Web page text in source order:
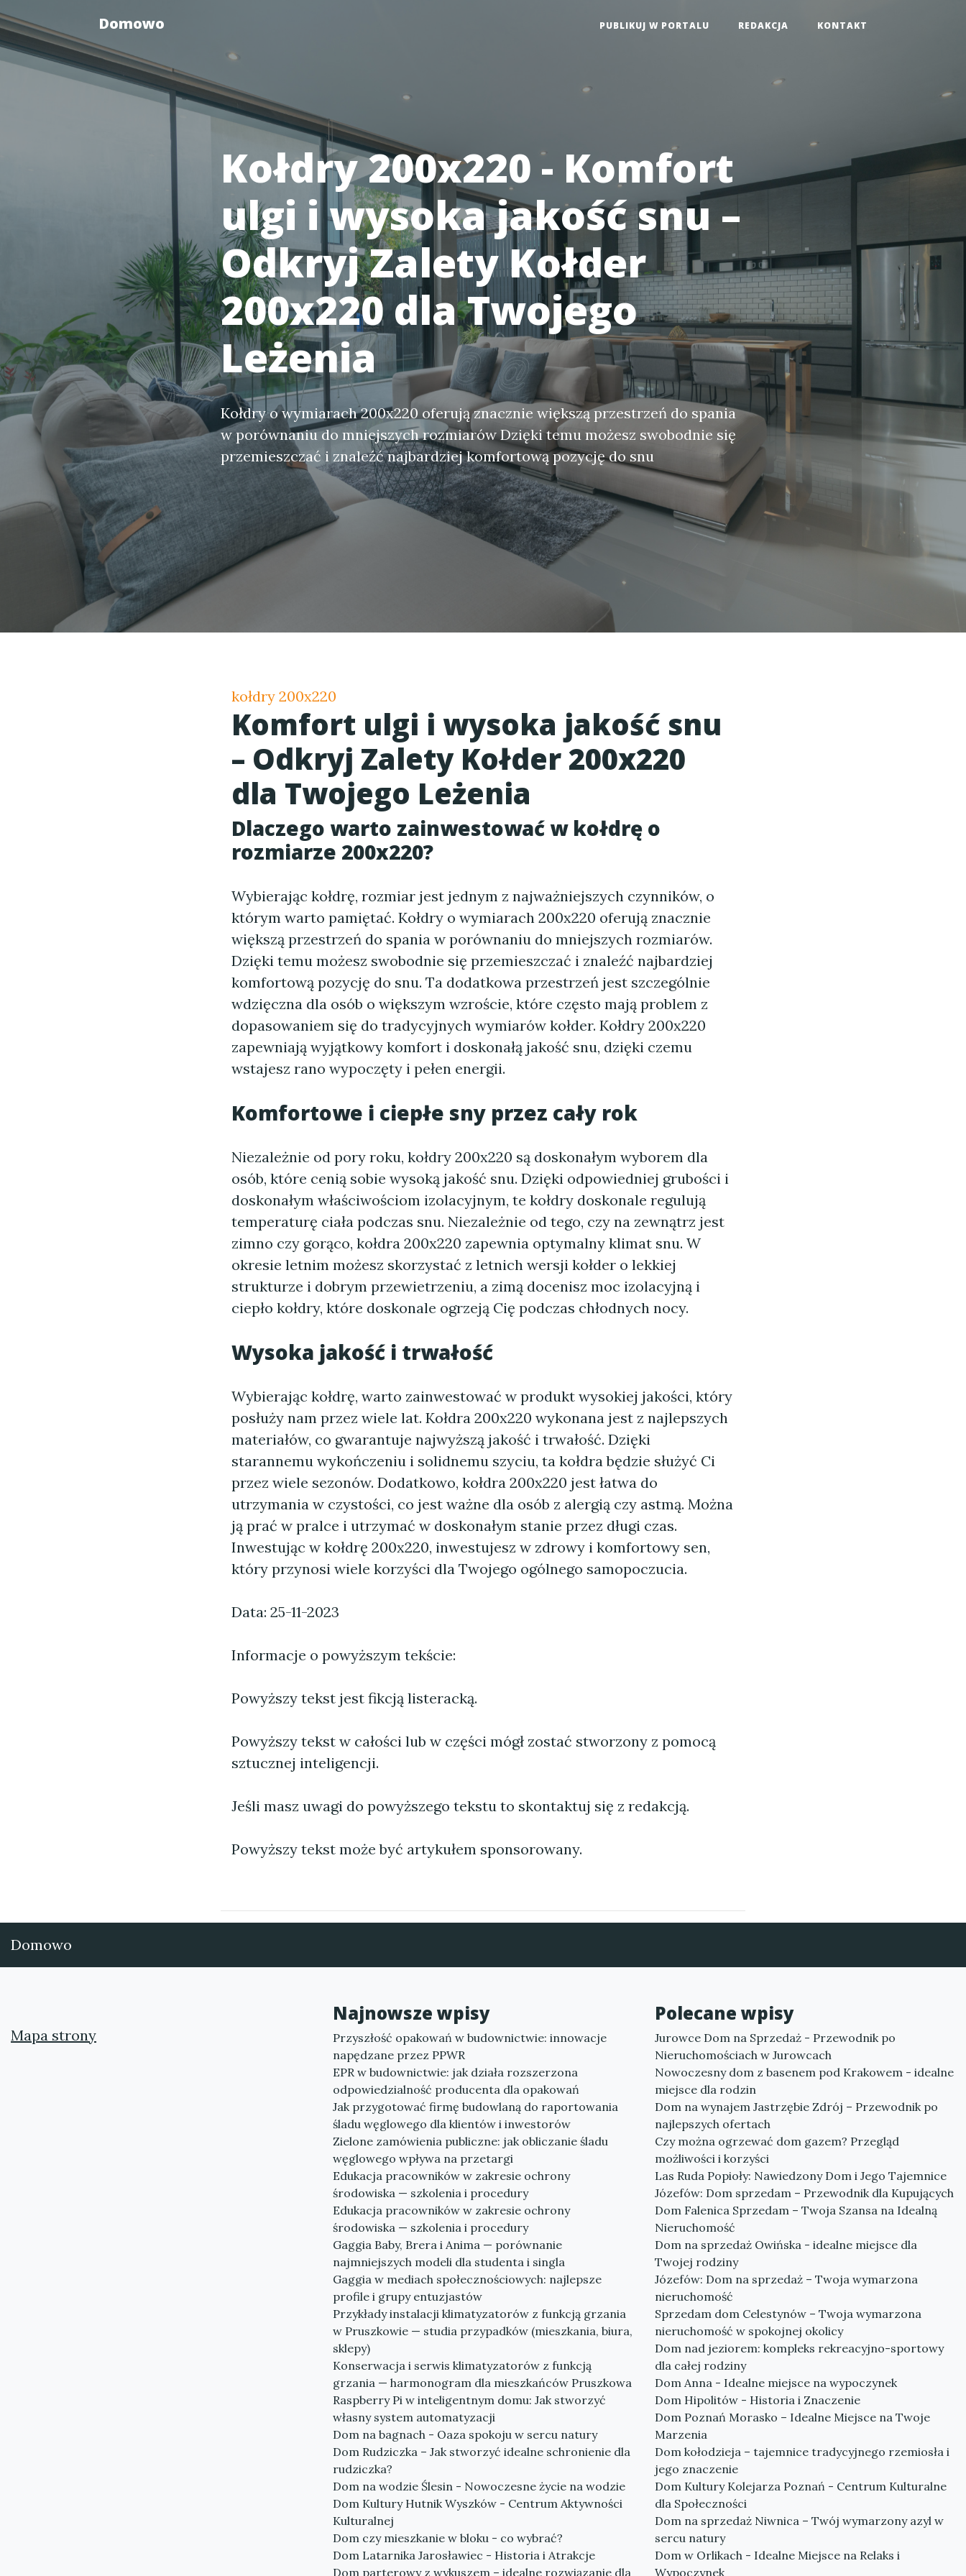
Domowo PUBLIKUJ W PORTALU REDAKCJA KONTAKT
Kołdry 200x220 - Komfort
ulgi i wysoka jakość snu –
Odkryj Zalety Kołder
200x220 dla Twojego
Leżenia
Kołdry o wymiarach 200x220 oferują znacznie większą przestrzeń do spania
w porównaniu do mniejszych rozmiarów Dzięki temu możesz swobodnie się
przemieszczać i znaleźć najbardziej komfortową pozycję do snu
kołdry 200x220
Komfort ulgi i wysoka jakość snu
– Odkryj Zalety Kołder 200x220
dla Twojego Leżenia
Dlaczego warto zainwestować w kołdrę o
rozmiarze 200x220?
Wybierając kołdrę, rozmiar jest jednym z najważniejszych czynników, o
którym warto pamiętać. Kołdry o wymiarach 200x220 oferują znacznie
większą przestrzeń do spania w porównaniu do mniejszych rozmiarów.
Dzięki temu możesz swobodnie się przemieszczać i znaleźć najbardziej
komfortową pozycję do snu. Ta dodatkowa przestrzeń jest szczególnie
wdzięczna dla osób o większym wzroście, które często mają problem z
dopasowaniem się do tradycyjnych wymiarów kołder. Kołdry 200x220
zapewniają wyjątkowy komfort i doskonałą jakość snu, dzięki czemu
wstajesz rano wypoczęty i pełen energii.
Komfortowe i ciepłe sny przez cały rok
Niezależnie od pory roku, kołdry 200x220 są doskonałym wyborem dla
osób, które cenią sobie wysoką jakość snu. Dzięki odpowiedniej grubości i
doskonałym właściwościom izolacyjnym, te kołdry doskonale regulują
temperaturę ciała podczas snu. Niezależnie od tego, czy na zewnątrz jest
zimno czy gorąco, kołdra 200x220 zapewnia optymalny klimat snu. W
okresie letnim możesz skorzystać z letnich wersji kołder o lekkiej
strukturze i dobrym przewietrzeniu, a zimą docenisz moc izolacyjną i
ciepło kołdry, które doskonale ogrzeją Cię podczas chłodnych nocy.
Wysoka jakość i trwałość
Wybierając kołdrę, warto zainwestować w produkt wysokiej jakości, który
posłuży nam przez wiele lat. Kołdra 200x220 wykonana jest z najlepszych
materiałów, co gwarantuje najwyższą jakość i trwałość. Dzięki
starannemu wykończeniu i solidnemu szyciu, ta kołdra będzie służyć Ci
przez wiele sezonów. Dodatkowo, kołdra 200x220 jest łatwa do
utrzymania w czystości, co jest ważne dla osób z alergią czy astmą. Można
ją prać w pralce i utrzymać w doskonałym stanie przez długi czas.
Inwestując w kołdrę 200x220, inwestujesz w zdrowy i komfortowy sen,
który przynosi wiele korzyści dla Twojego ogólnego samopoczucia.
Data: 25-11-2023
Informacje o powyższym tekście:
Powyższy tekst jest fikcją listeracką.
Powyższy tekst w całości lub w części mógł zostać stworzony z pomocą
sztucznej inteligencji.
Jeśli masz uwagi do powyższego tekstu to skontaktuj się z redakcją.
Powyższy tekst może być artykułem sponsorowany.
Domowo
Mapa strony
Najnowsze wpisy
Przyszłość opakowań w budownictwie: innowacje
napędzane przez PPWR
EPR w budownictwie: jak działa rozszerzona
odpowiedzialność producenta dla opakowań
Jak przygotować firmę budowlaną do raportowania
śladu węglowego dla klientów i inwestorów
Zielone zamówienia publiczne: jak obliczanie śladu
węglowego wpływa na przetargi
Edukacja pracowników w zakresie ochrony
środowiska — szkolenia i procedury
Edukacja pracowników w zakresie ochrony
środowiska — szkolenia i procedury
Gaggia Baby, Brera i Anima — porównanie
najmniejszych modeli dla studenta i singla
Gaggia w mediach społecznościowych: najlepsze
profile i grupy entuzjastów
Przykłady instalacji klimatyzatorów z funkcją grzania
w Pruszkowie — studia przypadków (mieszkania, biura,
sklepy)
Konserwacja i serwis klimatyzatorów z funkcją
grzania — harmonogram dla mieszkańców Pruszkowa
Raspberry Pi w inteligentnym domu: Jak stworzyć
własny system automatyzacji
Dom na bagnach - Oaza spokoju w sercu natury
Dom Rudziczka – Jak stworzyć idealne schronienie dla
rudziczka?
Dom na wodzie Ślesin - Nowoczesne życie na wodzie
Dom Kultury Hutnik Wyszków - Centrum Aktywności
Kulturalnej
Dom czy mieszkanie w bloku - co wybrać?
Dom Latarnika Jarosławiec - Historia i Atrakcje
Dom parterowy z wykuszem – idealne rozwiązanie dla
Polecane wpisy
Jurowce Dom na Sprzedaż - Przewodnik po
Nieruchomościach w Jurowcach
Nowoczesny dom z basenem pod Krakowem - idealne
miejsce dla rodzin
Dom na wynajem Jastrzębie Zdrój – Przewodnik po
najlepszych ofertach
Czy można ogrzewać dom gazem? Przegląd
możliwości i korzyści
Las Ruda Popioły: Nawiedzony Dom i Jego Tajemnice
Józefów: Dom sprzedam – Przewodnik dla Kupujących
Dom Falenica Sprzedam – Twoja Szansa na Idealną
Nieruchomość
Dom na sprzedaż Owińska - idealne miejsce dla
Twojej rodziny
Józefów: Dom na sprzedaż – Twoja wymarzona
nieruchomość
Sprzedam dom Celestynów – Twoja wymarzona
nieruchomość w spokojnej okolicy
Dom nad jeziorem: kompleks rekreacyjno-sportowy
dla całej rodziny
Dom Anna - Idealne miejsce na wypoczynek
Dom Hipolitów - Historia i Znaczenie
Dom Poznań Morasko – Idealne Miejsce na Twoje
Marzenia
Dom kołodzieja – tajemnice tradycyjnego rzemiosła i
jego znaczenie
Dom Kultury Kolejarza Poznań - Centrum Kulturalne
dla Społeczności
Dom na sprzedaż Niwnica – Twój wymarzony azyl w
sercu natury
Dom w Orlikach - Idealne Miejsce na Relaks i
Wypoczynek